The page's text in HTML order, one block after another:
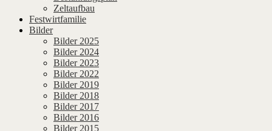
Zeltaufbau
Festwirtfamilie
Bilder
Bilder 2025
Bilder 2024
Bilder 2023
Bilder 2022
Bilder 2019
Bilder 2018
Bilder 2017
Bilder 2016
Bilder 2015